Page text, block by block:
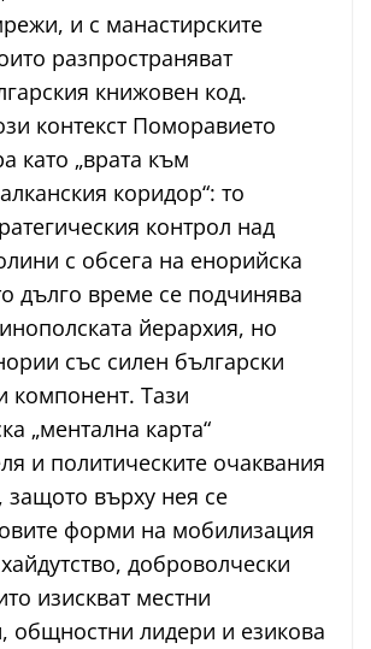
и с манастирските
разпространяват
книжовен код.
контекст Поморавието
като „врата към
коридор“: то
контрол над
с обсега на енорийска
дълго време се подчинява
йерархия, но
със силен български
компонент. Тази
„ментална карта“
и политическите очаквания
защото върху нея се
форми на мобилизация
доброволчески
изискват местни
общностни лидери и езикова